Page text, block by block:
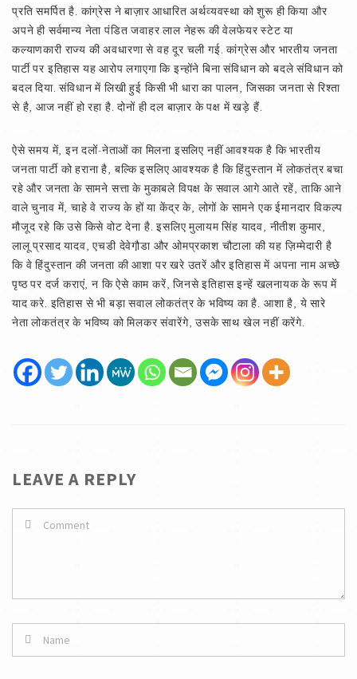
प्रति समर्पित है. कांग्रेस ने बाज़ार आधारित अर्थव्यवस्था को शुरू ही किया और
अपने ही सर्वमान्य नेता पंडित जवाहर लाल नेहरू की वेलफेयर स्टेट या
कल्याणकारी राज्य की अवधारणा से वह दूर चली गई. कांग्रेस और भारतीय जनता
पार्टी पर इतिहास यह आरोप लगाएगा कि इन्होंने बिना संविधान को बदले संविधान को
बदल दिया. संविधान में लिखी हुई किसी भी धारा का पालन, जिसका जनता से रिश्ता
से है, आज नहीं हो रहा है. दोनों ही दल बाज़ार के पक्ष में खड़े हैं.
ऐसे समय में, इन दलों-नेताओं का मिलना इसलिए नहीं आवश्यक है कि भारतीय
जनता पार्टी को हराना है, बल्कि इसलिए आवश्यक है कि हिंदुस्तान में लोकतंत्र बचा
रहे और जनता के सामने सत्ता के मुकाबले विपक्ष के सवाल आगे आते रहें, ताकि आने
वाले चुनाव में, चाहे वे राज्य के हों या केंद्र के, लोगों के सामने एक ईमानदार विकल्प
मौजूद रहे कि उसे किसे वोट देना है. इसलिए मुलायम सिंह यादव, नीतीश कुमार,
लालू प्रसाद यादव, एचडी देवेगौ़डा और ओमप्रकाश चौटाला की यह ज़िम्मेदारी है
कि वे हिंदुस्तान की जनता की आशा पर खरे उतरें और इतिहास में अपना नाम अच्छे
पृष्ठ पर दर्ज कराएं, न कि ऐसे काम करें, जिनसे इतिहास इन्हें खलनायक के रूप में
याद करे. इतिहास से भी बड़ा सवाल लोकतंत्र के भविष्य का है. आशा है, ये सारे
नेता लोकतंत्र के भविष्य को मिलकर संवारेंगे, उसके साथ खेल नहीं करेंगे.
LEAVE A REPLY